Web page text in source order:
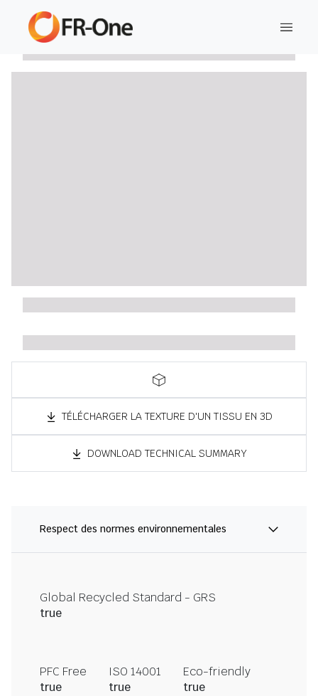
TÉLÉCHARGER LA TEXTURE D'UN TISSU EN 3D
DOWNLOAD TECHNICAL SUMMARY
Respect des normes environnementales
Global Recycled Standard - GRS
true
PFC Free
true
ISO 14001
true
Eco-friendly
true